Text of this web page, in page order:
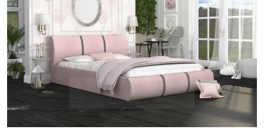
Doppelt antippen zum
vergrößern